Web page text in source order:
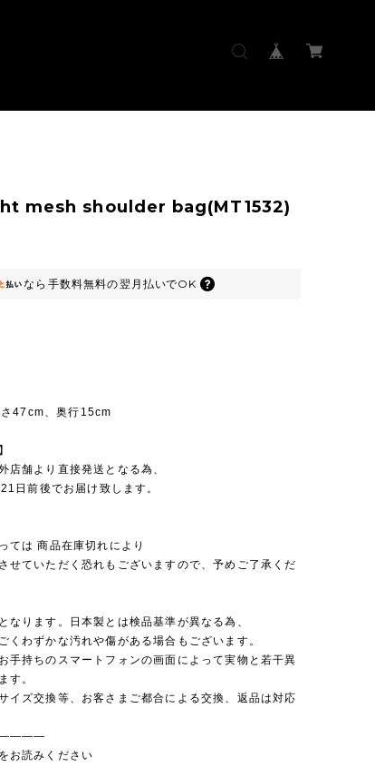
mesh shoulder bag(MT1532)
なら 手数料無料の翌月払いでOK
さ47cm、奥行15cm
店舗より直接発送となる為、
日前後でお届け致します。
ては 商品在庫切れにより
せていただく恐れもございますので、予めご了承くだ
なります。日本製とは検品基準が異なる為、
くわずかな汚れや傷がある場合もございます。
手持ちのスマートフォンの画面によって実物と若干異
す。
イズ交換等、お客さまご都合による交換、返品は対応
お読みください